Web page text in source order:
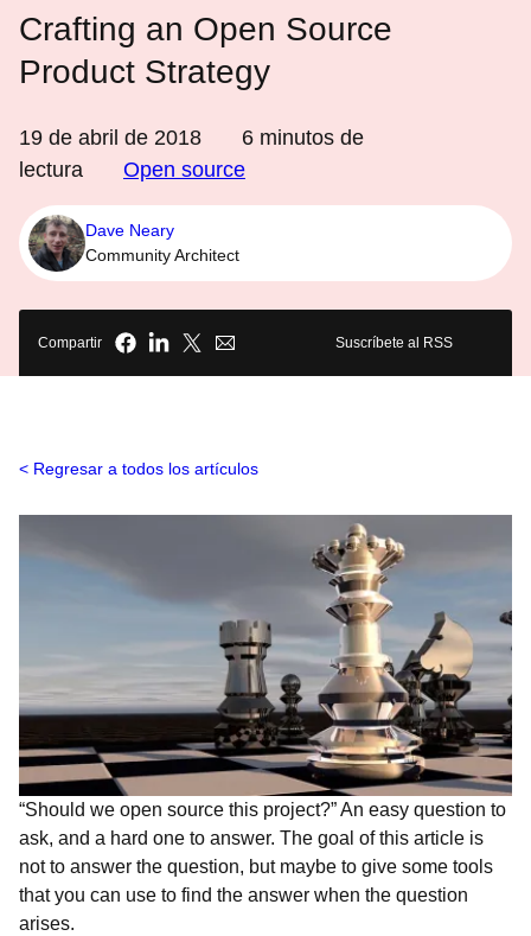
Crafting an Open Source
Product Strategy
19 de abril de 2018 6 minutos de
lectura
Open source
Dave Neary
Community Architect
Compartir Suscríbete al RSS
Regresar a todos los artículos
“Should we open source this project?” An easy question to
ask, and a hard one to answer. The goal of this article is
not to answer the question, but maybe to give some tools
that you can use to find the answer when the question
arises.